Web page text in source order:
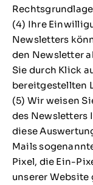
Rechtsgrundlage
(4) Ihre
Newsletters
den Newsletter
Sie durch Klick
bereitgestellten
(5) Wir weisen
des Newsletters
diese
Mails
Pixel, die Ein-
unserer Website